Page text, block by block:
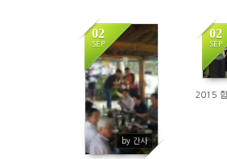
02
SEP
by 간사
1278
02
SEP
2015 합